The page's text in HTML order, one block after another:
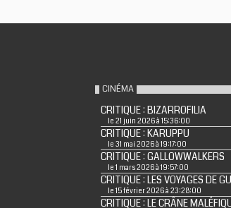
CINÉMA
CRITIQUE : BIZARROFILIA
le 21 juin 2026 à 15:36:00
CRITIQUE : KARUPPU
le 31 mai 2026 à 19:17:00
CRITIQUE : GALLOWWALKERS
le 1 mars 2026 à 19:57:00
CRITIQUE : LES VOYAGES DE
le 15 février 2026 à 23:28:00
CRITIQUE : LE CRÂNE